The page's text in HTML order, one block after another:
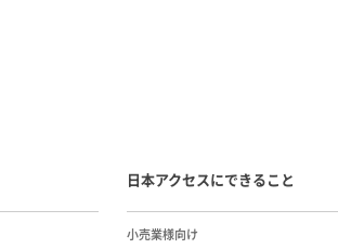
日本アクセスにできること
小売業様向け